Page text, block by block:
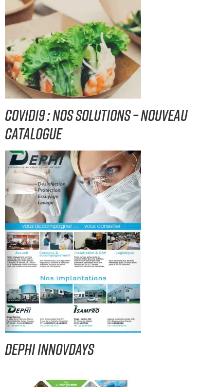
COVID19 : Nos solutions – nouveau
catalogue
DEPHI INNOVDAYS